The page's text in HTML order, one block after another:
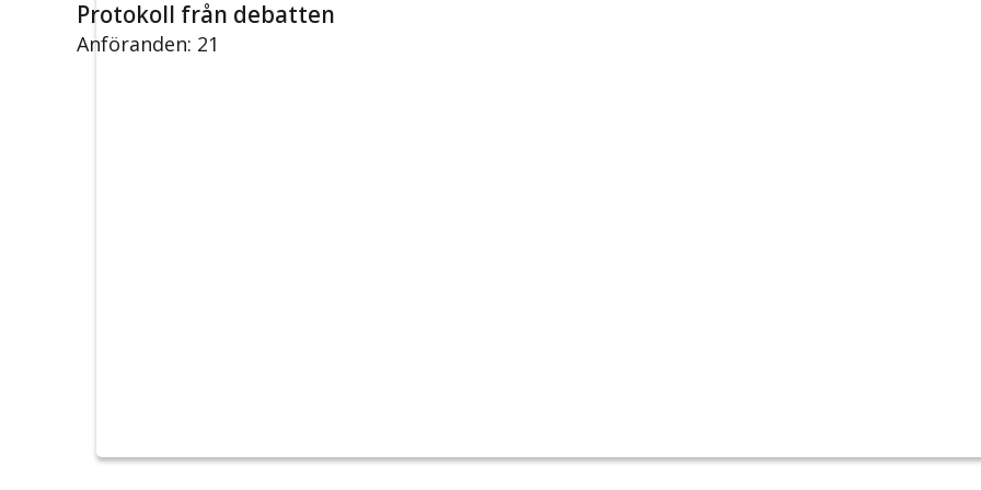
Protokoll från debatten
Anföranden: 21